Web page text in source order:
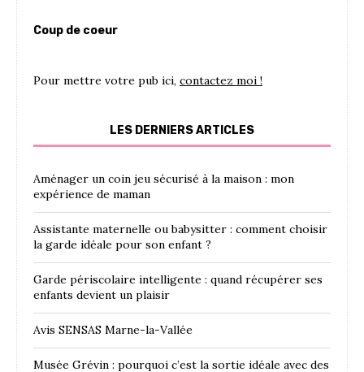
Coup de coeur
Pour mettre votre pub ici, contactez moi !
LES DERNIERS ARTICLES
Aménager un coin jeu sécurisé à la maison : mon
expérience de maman
Assistante maternelle ou babysitter : comment choisir
la garde idéale pour son enfant ?
Garde périscolaire intelligente : quand récupérer ses
enfants devient un plaisir
Avis SENSAS Marne-la-Vallée
Musée Grévin : pourquoi c’est la sortie idéale avec des